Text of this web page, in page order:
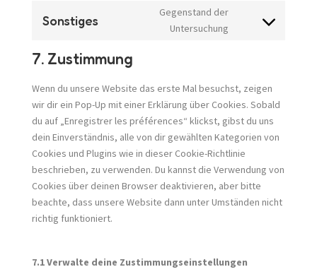
linkedin
Sonstiges
Gegenstand der
Untersuchung
Consent
7. Zustimmung
Wenn du unsere Website das erste Mal besuchst, zeigen
wir dir ein Pop-Up mit einer Erklärung über Cookies. Sobald
du auf „Enregistrer les préférences“ klickst, gibst du uns
dein Einverständnis, alle von dir gewählten Kategorien von
Cookies und Plugins wie in dieser Cookie-Richtlinie
beschrieben, zu verwenden. Du kannst die Verwendung von
Cookies über deinen Browser deaktivieren, aber bitte
beachte, dass unsere Website dann unter Umständen nicht
richtig funktioniert.
7.1 Verwalte deine Zustimmungseinstellungen